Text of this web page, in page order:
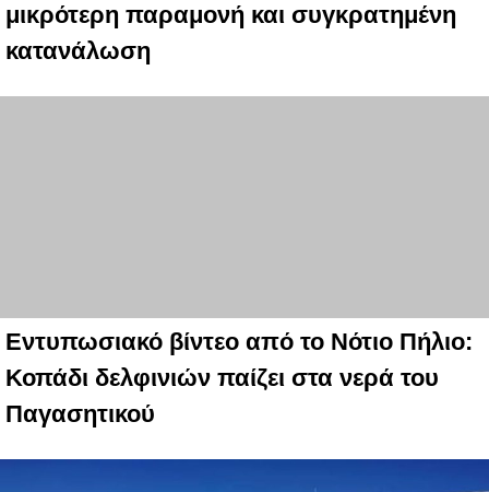
μικρότερη παραμονή και συγκρατημένη
κατανάλωση
Εντυπωσιακό βίντεο από το Νότιο Πήλιο:
Κοπάδι δελφινιών παίζει στα νερά του
Παγασητικού